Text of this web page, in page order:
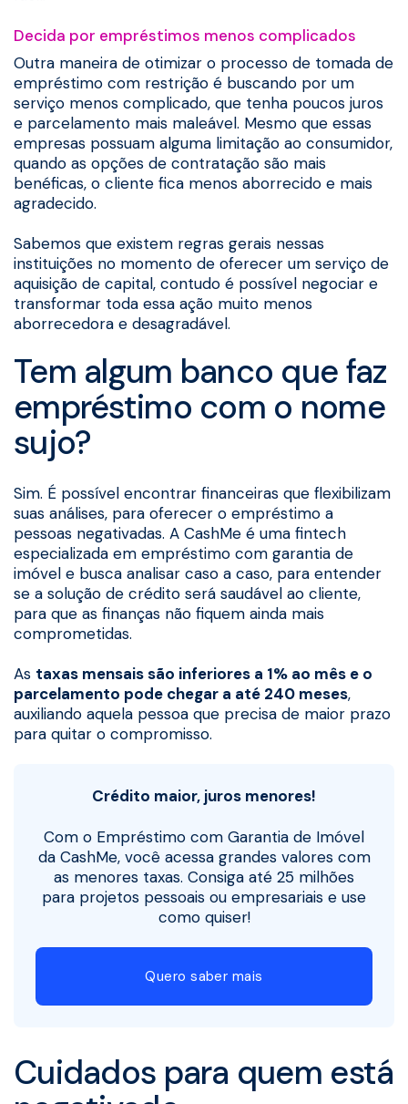
Decida por empréstimos menos complicados
Outra maneira de otimizar o processo de tomada de
empréstimo com restrição é buscando por um
serviço menos complicado, que tenha poucos juros
e parcelamento mais maleável. Mesmo que essas
empresas possuam alguma limitação ao consumidor,
quando as opções de contratação são mais
benéficas, o cliente fica menos aborrecido e mais
agradecido.
Sabemos que existem regras gerais nessas
instituições no momento de oferecer um serviço de
aquisição de capital, contudo é possível negociar e
transformar toda essa ação muito menos
aborrecedora e desagradável.
Tem algum banco que faz
empréstimo com o nome
sujo?
Sim. É possível encontrar financeiras que flexibilizam
suas análises, para oferecer o empréstimo a
pessoas negativadas. A CashMe é uma fintech
especializada em empréstimo com garantia de
imóvel e busca analisar caso a caso, para entender
se a solução de crédito será saudável ao cliente,
para que as finanças não fiquem ainda mais
comprometidas.
As taxas mensais são inferiores a 1% ao mês e o
parcelamento pode chegar a até 240 meses,
auxiliando aquela pessoa que precisa de maior prazo
para quitar o compromisso.
Crédito maior, juros menores!
Com o Empréstimo com Garantia de Imóvel
da CashMe, você acessa grandes valores com
as menores taxas. Consiga até 25 milhões
para projetos pessoais ou empresariais e use
como quiser!
Quero saber mais
Cuidados para quem está